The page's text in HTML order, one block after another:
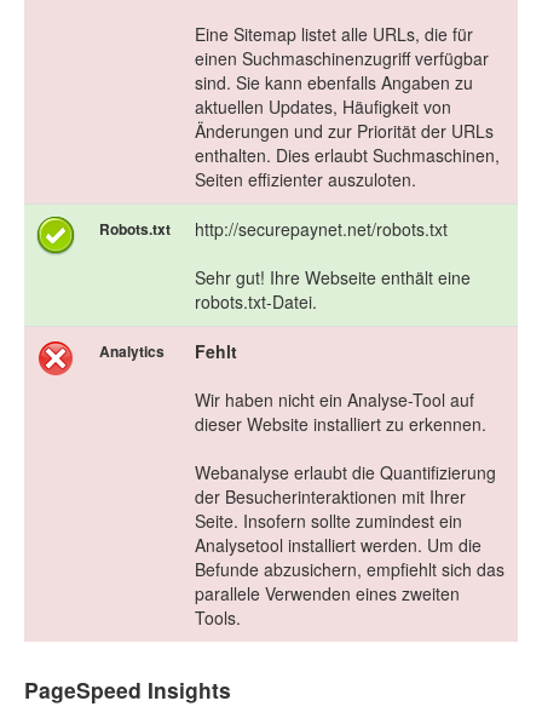
Eine Sitemap listet alle URLs, die für
einen Suchmaschinenzugriff verfügbar
sind. Sie kann ebenfalls Angaben zu
aktuellen Updates, Häufigkeit von
Änderungen und zur Priorität der URLs
enthalten. Dies erlaubt Suchmaschinen,
Seiten effizienter auszuloten.
Robots.txt
http://securepaynet.net/robots.txt
Sehr gut! Ihre Webseite enthält eine
robots.txt-Datei.
Analytics
Fehlt
Wir haben nicht ein Analyse-Tool auf
dieser Website installiert zu erkennen.
Webanalyse erlaubt die Quantifizierung
der Besucherinteraktionen mit Ihrer
Seite. Insofern sollte zumindest ein
Analysetool installiert werden. Um die
Befunde abzusichern, empfiehlt sich das
parallele Verwenden eines zweiten
Tools.
PageSpeed Insights